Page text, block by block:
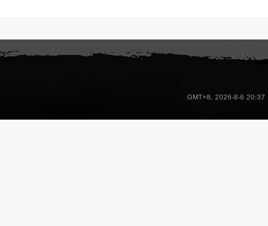
GMT+8, 2026-8-6 20:37